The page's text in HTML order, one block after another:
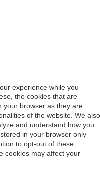
experience while you
the cookies that are
your browser as they are
of the website. We also
and understand how you
in your browser only
to opt-out of these
cookies may affect your